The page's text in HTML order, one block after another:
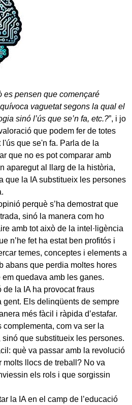
es pensen que començaré
vaguetat segons la qual el
sinó l’ús que se’n fa, etc.?”, i jo
que podem fer de totes
que se'n fa. Parla de la
que no es pot comparar amb
aparegut al llarg de la història,
que la IA substitueix les persones
perquè s’ha demostrat que
sinó la manera com ho
amb tot això de la intel·ligència
n’he fet ha estat ben profitós i
temes, conceptes i elements a
abans que perdia moltes hores
quedava amb les ganes.
la IA ha provocat fraus
gent. Els delinqüents de sempre
més fàcil i ràpida d’estafar.
com va ser la
sinó que substitueix les persones.
què va passar amb la revolució
llocs de treball? No va
els rols i que sorgissin
la IA en el camp de l’educació